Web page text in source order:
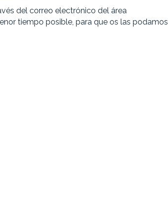
del correo electrónico del área
tiempo posible, para que os las podamos